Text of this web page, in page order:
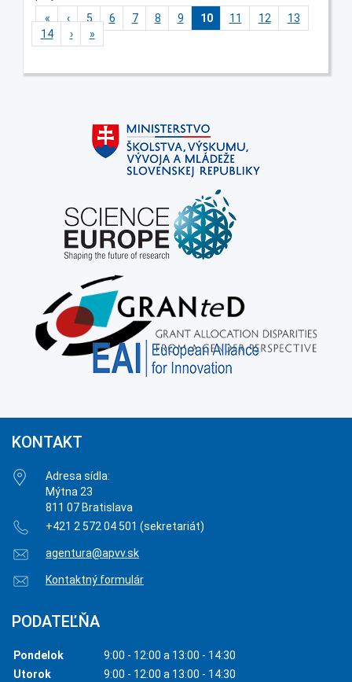
«
‹ 5 6 7 8 9 10 11 12
13
14
› »
KONTAKT
Adresa sídla:
Mýtna 23
811 07 Bratislava
+421 2 572 04 501 (sekretariát)
agentura@apvv.sk
Kontaktný formulár
PODATEĽŇA
Pondelok
9:00 - 12:00 a 13:00 - 14:30
Utorok
9:00 - 12:00 a 13:00 - 14:30